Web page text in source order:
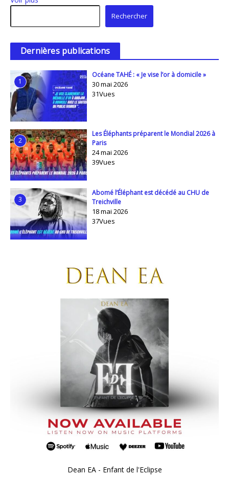
Rechercher
Rechercher
Dernières publications
1
Océane TAHÉ : « Je vise l’or à domicile »
30 mai 2026
31Vues
2
Les Éléphants préparent le Mondial 2026 à
Paris
24 mai 2026
39Vues
3
Abomé l’Éléphant est décédé au CHU de
Treichville
18 mai 2026
37Vues
Dean EA - Enfant de l'Eclipse